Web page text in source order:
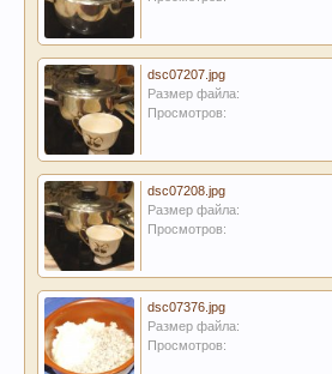
dsc07207.jpg
Размер файла:
Просмотров:
dsc07208.jpg
Размер файла:
Просмотров:
dsc07376.jpg
Размер файла:
Просмотров: